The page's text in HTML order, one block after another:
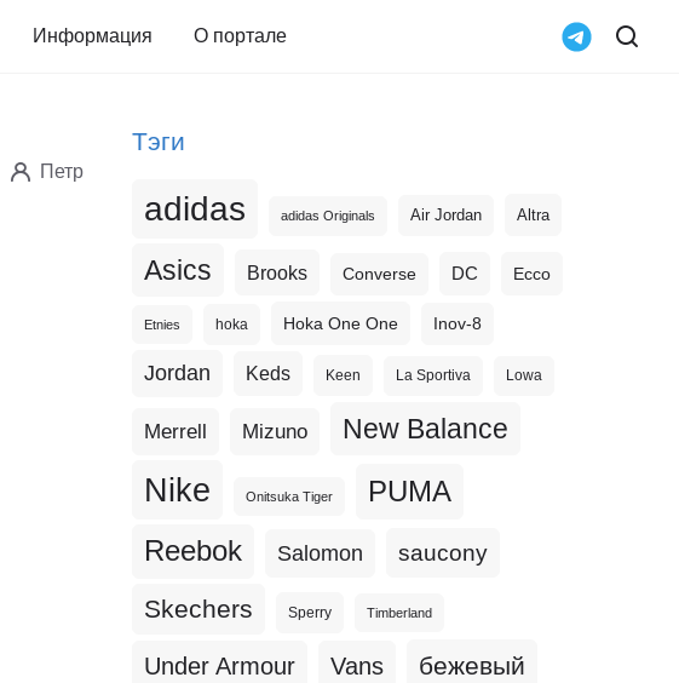
Информация О портале
Петр
Тэги
adidas adidas Originals Air Jordan Altra
Asics Brooks Converse DC Ecco
Etnies hoka Hoka One One Inov-8
Jordan Keds Keen La Sportiva Lowa
Merrell Mizuno New Balance
Nike Onitsuka Tiger PUMA
Reebok Salomon saucony
Skechers Sperry Timberland
Under Armour Vans бежевый